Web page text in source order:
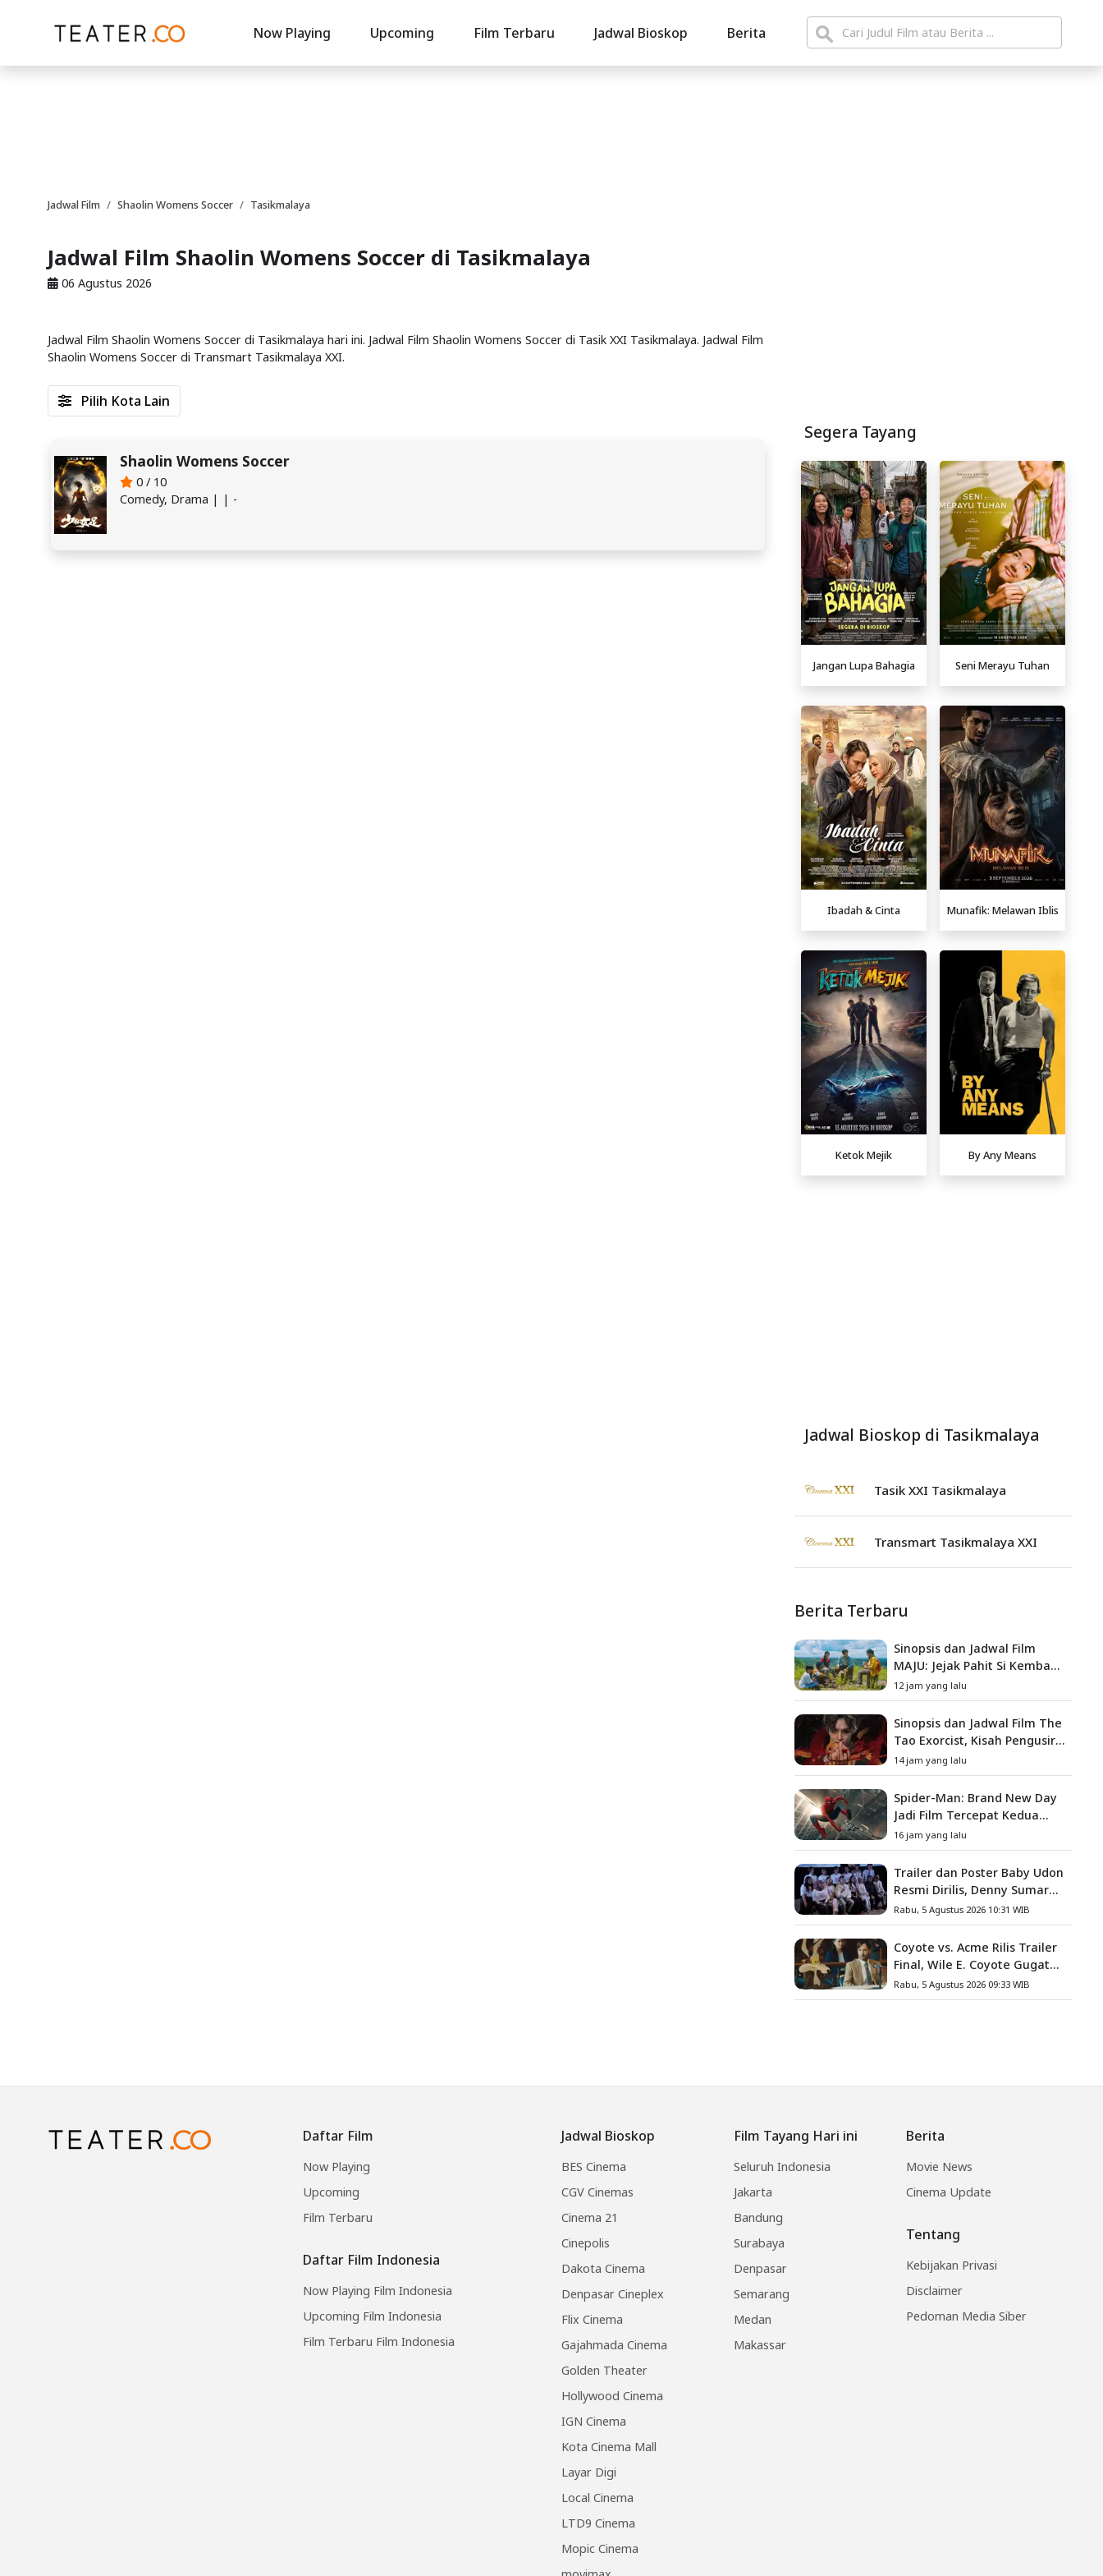
Now Playing Upcoming Film Terbaru Jadwal Bioskop Berita
Jadwal Film Shaolin Womens Soccer Tasikmalaya
Jadwal Film Shaolin Womens Soccer di Tasikmalaya
06 Agustus 2026
Jadwal Film Shaolin Womens Soccer di Tasikmalaya hari ini. Jadwal Film Shaolin Womens Soccer di Tasik XXI Tasikmalaya. Jadwal Film
Shaolin Womens Soccer di Transmart Tasikmalaya XXI.
Shaolin Womens Soccer
0 / 10
Comedy, Drama | | -
Pilih Kota Lain
Segera Tayang
Jangan Lupa Bahagia Seni Merayu Tuhan
Ibadah & Cinta Munafik: Melawan Iblis
Ketok Mejik By Any Means
Jadwal Bioskop di Tasikmalaya
Tasik XXI Tasikmalaya
Transmart Tasikmalaya XXI
Berita Terbaru
Sinopsis dan Jadwal Film
MAJU: Jejak Pahit Si Kembang
Gula, Misteri Hilangnya
Bagas di Lokasi Jambore
12 jam yang lalu
Sinopsis dan Jadwal Film The
Tao Exorcist, Kisah Pengusir
Setan Melawan Kutukan
Mematikan
14 jam yang lalu
Spider-Man: Brand New Day
Jadi Film Tercepat Kedua
yang Berhasil Tembus US$1
Miliar
16 jam yang lalu
Trailer dan Poster Baby Udon
Resmi Dirilis, Denny Sumargo
Angkat Kisah Nyata Fanny
Kondoh
Rabu, 5 Agustus 2026 10:31 WIB
Coyote vs. Acme Rilis Trailer
Final, Wile E. Coyote Gugat
Acme Corporation ke
Pengadilan
Rabu, 5 Agustus 2026 09:33 WIB
Daftar Film
Now Playing
Upcoming
Film Terbaru
Daftar Film Indonesia
Now Playing Film Indonesia
Upcoming Film Indonesia
Film Terbaru Film Indonesia
Jadwal Bioskop
BES Cinema
CGV Cinemas
Cinema 21
Cinepolis
Dakota Cinema
Denpasar Cineplex
Flix Cinema
Gajahmada Cinema
Golden Theater
Hollywood Cinema
IGN Cinema
Kota Cinema Mall
Layar Digi
Local Cinema
LTD9 Cinema
Mopic Cinema
Film Tayang Hari ini
Seluruh Indonesia
Jakarta
Bandung
Surabaya
Denpasar
Semarang
Medan
Makassar
Berita
Movie News
Cinema Update
Tentang
Kebijakan Privasi
Disclaimer
Pedoman Media Siber